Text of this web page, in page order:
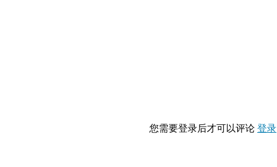
您需要登录后才可以评论 登录